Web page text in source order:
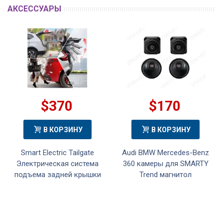
АКСЕССУАРЫ
$370
В КОРЗИНУ
Smart Electric Tailgate
Электрическая система
подъема задней крышки
$170
В КОРЗИНУ
Audi BMW Mercedes-Benz
360 камеры для SMARTY
Trend магнитол